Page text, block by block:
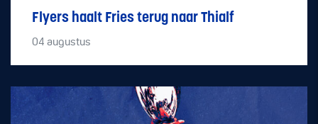
Flyers haalt Fries terug naar Thialf
04 augustus